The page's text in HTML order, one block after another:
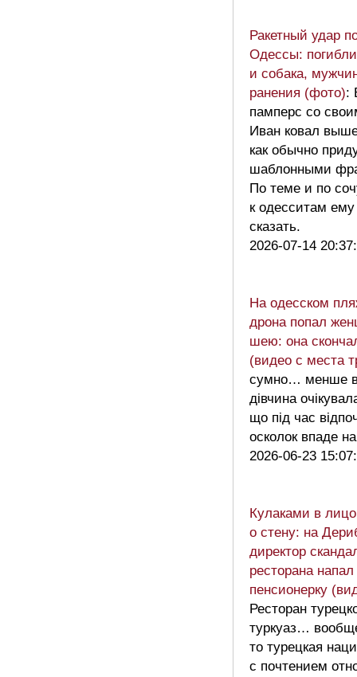
Ракетный удар
Одессы:
и собака,
ранения (фото):
памперс со
Иван ковал
как обычно
шаблонными
По теме и по
к одесситам ему
сказать.
2026-07-14
На одесском
дрона попал
шею: она
(видео с места
сумно… менше
дівчина
що під час
осколок впаде
2026-06-23
Кулаками в
о стену: на
директор
ресторана напал
пенсионерку
Ресторан
туркуаз…
то турецкая
с почтением